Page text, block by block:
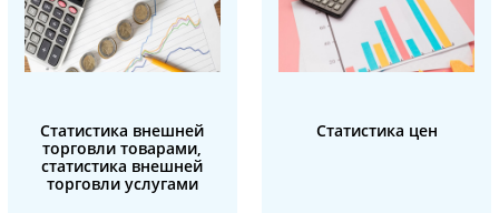
Статистика внешней
торговли товарами,
статистика внешней
торговли услугами
Статистика цен